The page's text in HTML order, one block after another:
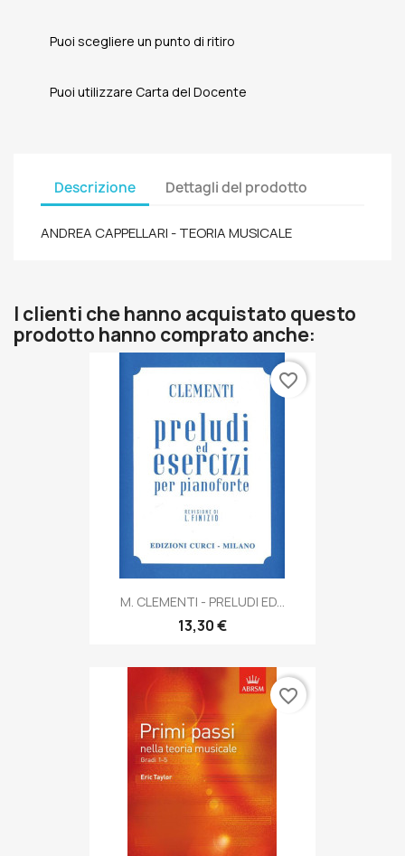
Puoi scegliere un punto di ritiro
Puoi utilizzare Carta del Docente
Descrizione Dettagli del prodotto
ANDREA CAPPELLARI - TEORIA MUSICALE
I clienti che hanno acquistato questo
prodotto hanno comprato anche:
M. CLEMENTI - PRELUDI ED...
13,30 €
favorite_border
favorite_border